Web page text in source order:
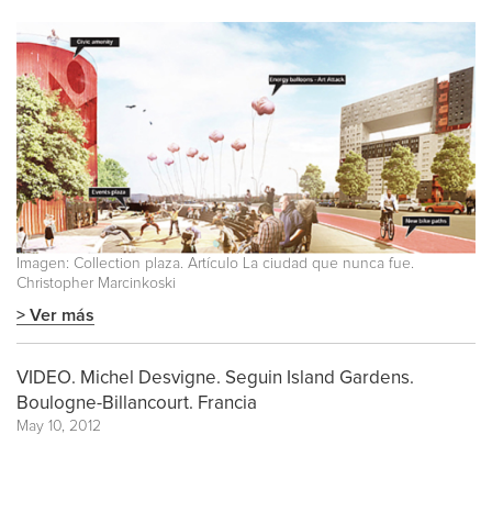
Imagen: Collection plaza. Artículo La ciudad que nunca fue.
Christopher Marcinkoski
> Ver más
VIDEO. Michel Desvigne. Seguin Island Gardens.
Boulogne-Billancourt. Francia
May 10, 2012